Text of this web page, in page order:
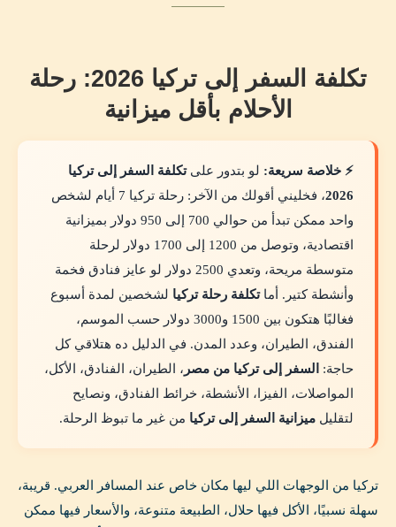
تكلفة السفر إلى تركيا 2026: رحلة
الأحلام بأقل ميزانية
⚡ خلاصة سريعة: لو بتدور علىتكلفة السفر إلى تركيا
2026
، فخليني أقولك من الآخر: رحلة تركيا 7 أيام لشخص
واحد ممكن تبدأ من حوالي 700 إلى 950 دولار بميزانية
اقتصادية، وتوصل من 1200 إلى 1700 دولار لرحلة
متوسطة مريحة، وتعدي 2500 دولار لو عايز فنادق فخمة
وأنشطة كتير. أماتكلفة رحلة تركيا لشخصين لمدة أسبوع
فغالبًا هتكون بين 1500 و3000 دولار حسب الموسم،
الفندق، الطيران، وعدد المدن. في الدليل ده هتلاقي كل
حاجة:
السفر إلى تركيا من مصر ، الطيران، الفنادق، الأكل،
المواصلات، الفيزا، الأنشطة، خرائط الفنادق، ونصايح
لتقليل ميزانية السفر إلى تركيا من غير ما تبوظ الرحلة.
تركيا من الوجهات اللي ليها مكان خاص عند المسافر العربي. قريبة،
سهلة نسبيًا، الأكل فيها حلال، الطبيعة متنوعة، والأسعار فيها ممكن